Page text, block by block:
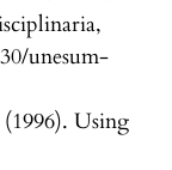
unesum-
Using